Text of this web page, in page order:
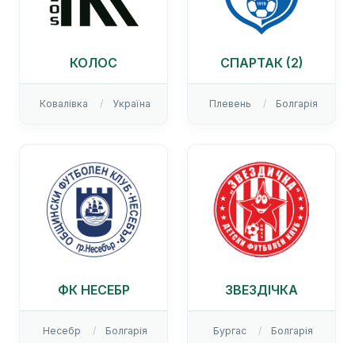
КОЛОС
Ковалівка Україна
СПАРТАК (2)
Плевень Болгарія
ФК НЕСЕБР
Несебр Болгарія
ЗВЕЗДІЧКА
Бургас Болгарія